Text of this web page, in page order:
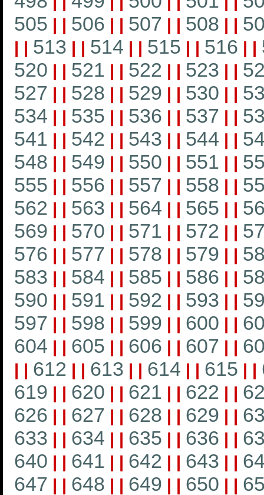
505 | | 506 | | 507 | | 508 | |
| | 513 | | 514 | | 515 | | 516 | |
520 | | 521 | | 522 | | 523 | |
527 | | 528 | | 529 | | 530 | |
534 | | 535 | | 536 | | 537 | |
541 | | 542 | | 543 | | 544 | |
548 | | 549 | | 550 | | 551 | |
555 | | 556 | | 557 | | 558 | |
562 | | 563 | | 564 | | 565 | |
569 | | 570 | | 571 | | 572 | |
576 | | 577 | | 578 | | 579 | |
583 | | 584 | | 585 | | 586 | |
590 | | 591 | | 592 | | 593 | |
597 | | 598 | | 599 | | 600 | |
604 | | 605 | | 606 | | 607 | |
| | 612 | | 613 | | 614 | | 615 | |
619 | | 620 | | 621 | | 622 | |
626 | | 627 | | 628 | | 629 | |
633 | | 634 | | 635 | | 636 | |
640 | | 641 | | 642 | | 643 | |
647 | | 648 | | 649 | | 650 | |